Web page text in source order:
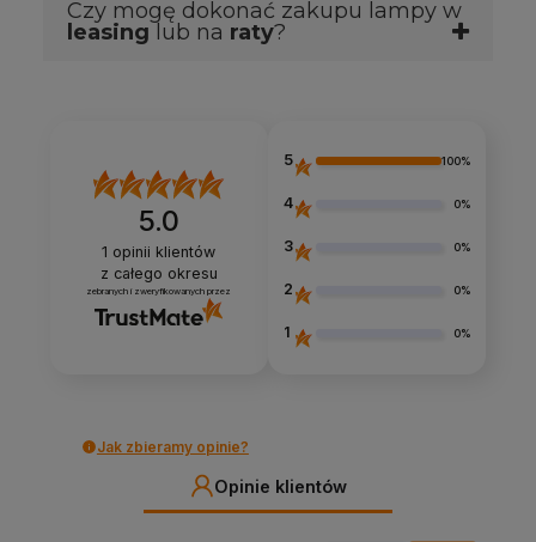
budżetowej.
Tak serwis na gwarancji oraz pogwarancyjny
odbywa się na terenie PL
Czy mogę dokonać zakupu lampy w
leasinglub na raty?
jak leasing lub raty. Wystarczy przejść krótki
proces weryfikacji klikając w karcie produktowej
przycisk Weź Leasing teraz
5.0
1 opinii klientów
z całego okresu
zebranych i zweryfikowanych przez
5 100%
4 0%
3 0%
2 0%
1 0%
Jak zbieramy opinie?
Opinie klientów